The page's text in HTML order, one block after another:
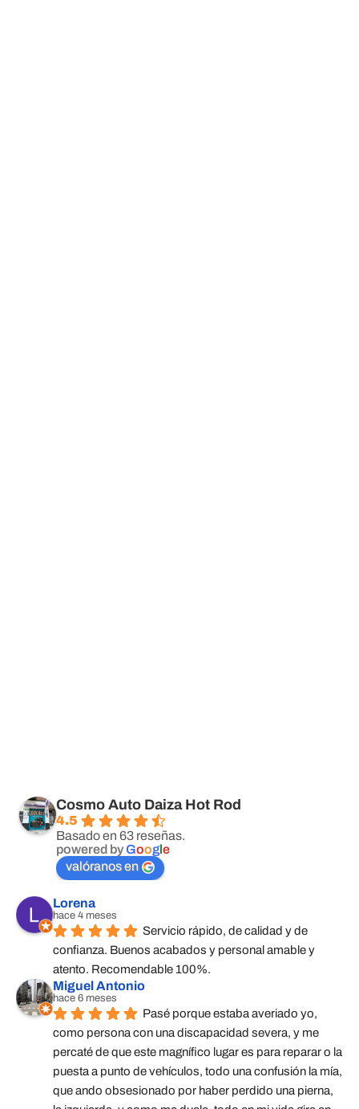
Cosmo Auto Daiza Hot Rod
4.5
Basado en 63 reseñas.
powered byGoogle
valóranos en
Lorena
hace 4 meses
Servicio rápido, de calidad y de
confianza. Buenos acabados y personal amable y
atento. Recomendable 100%.
Miguel Antonio
hace 6 meses
Pasé porque estaba averiado yo,
como persona con una discapacidad severa, y me
percaté de que este magnífico lugar es para reparar o la
puesta a punto de vehículos, todo una confusión la mía,
que ando obsesionado por haber perdido una pierna,